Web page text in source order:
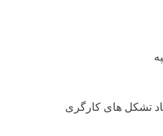
تشکل های کارگری